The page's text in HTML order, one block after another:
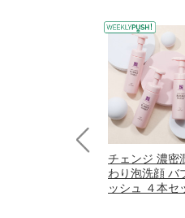
チェンジ 濃密
わり泡洗顔 バ
ッシュ ４本セ